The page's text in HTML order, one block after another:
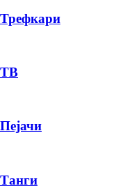
Трефкари
ТВ
Пејачи
Танги